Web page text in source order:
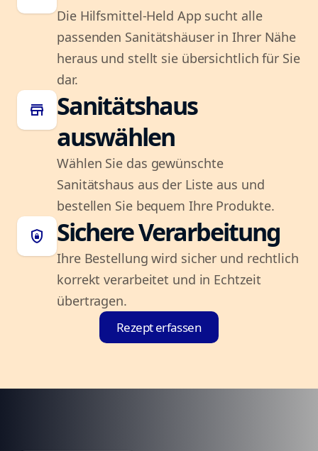
Die Hilfsmittel-Held App sucht alle
passenden Sanitätshäuser in Ihrer Nähe
heraus und stellt sie übersichtlich für Sie
dar.
store
Sanitätshaus
auswählen
Wählen Sie das gewünschte
Sanitätshaus aus der Liste aus und
bestellen Sie bequem Ihre Produkte.
shield_lock Sichere Verarbeitung
Ihre Bestellung wird sicher und rechtlich
korrekt verarbeitet und in Echtzeit
übertragen.
Rezept erfassen